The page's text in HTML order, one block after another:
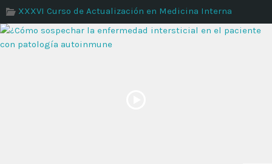
XXXVI Curso de Actualización en Medicina Interna